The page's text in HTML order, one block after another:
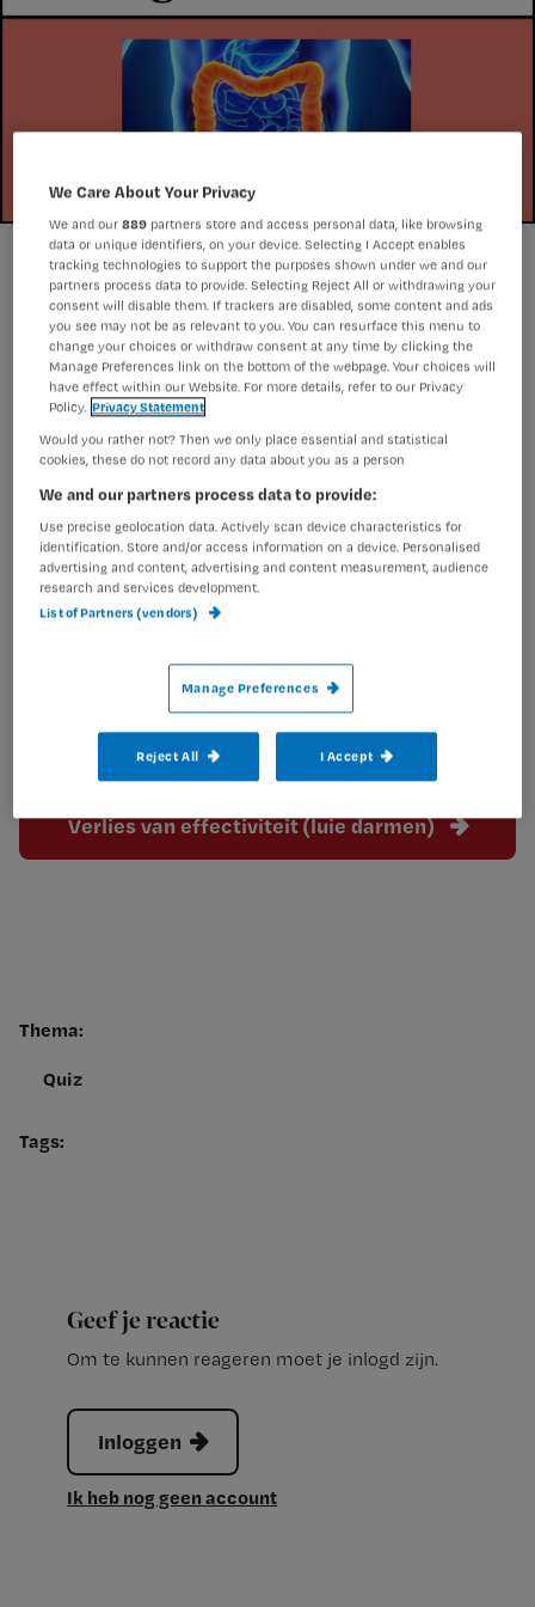
Weet jij het antwoord?
Fotolia
Welk van de onderstaande antwoorden
kan een complicatie zijn bij het
overmatig gebruik van laxantia?
Hypocalciëmie
Verhoogde kans op darmkanker
Verlies van effectiviteit (luie darmen)
Thema:
Quiz
Tags:
Geef je reactie
Om te kunnen reageren moet je inlogd zijn.
Inloggen
Ik heb nog geen account
We Care About Your Privacy
We and our889 partners store and access personal data, like browsing
data or unique identifiers, on your device. Selecting I Accept enables
tracking technologies to support the purposes shown under we and our
partners process data to provide. Selecting Reject All or withdrawing your
consent will disable them. If trackers are disabled, some content and ads
you see may not be as relevant to you. You can resurface this menu to
change your choices or withdraw consent at any time by clicking the
Manage Preferences link on the bottom of the webpage. Your choices will
have effect within our Website. For more details, refer to our Privacy
Policy. Privacy Statement
Would you rather not? Then we only place essential and statistical
cookies, these do not record any data about you as a person
We and our partners process data to provide:
Use precise geolocation data. Actively scan device characteristics for
identification. Store and/or access information on a device. Personalised
advertising and content, advertising and content measurement, audience
research and services development.
List of Partners (vendors)
Manage Preferences
Reject All I Accept